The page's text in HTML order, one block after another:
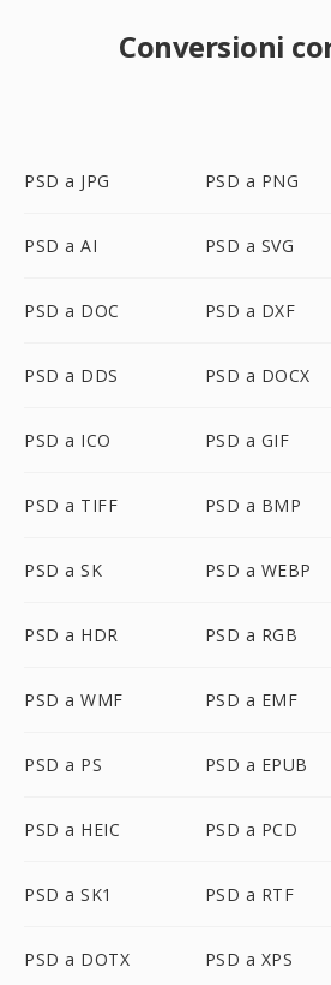
Conversioni
PSD a JPG PSD a PNG
PSD a AI PSD a SVG
PSD a DOC PSD a DXF
PSD a DDS PSD a DOCX
PSD a ICO PSD a GIF
PSD a TIFF PSD a BMP
PSD a SK PSD a WEBP
PSD a HDR PSD a RGB
PSD a WMF PSD a EMF
PSD a PS PSD a EPUB
PSD a HEIC PSD a PCD
PSD a SK1 PSD a RTF
PSD a DOTX PSD a XPS